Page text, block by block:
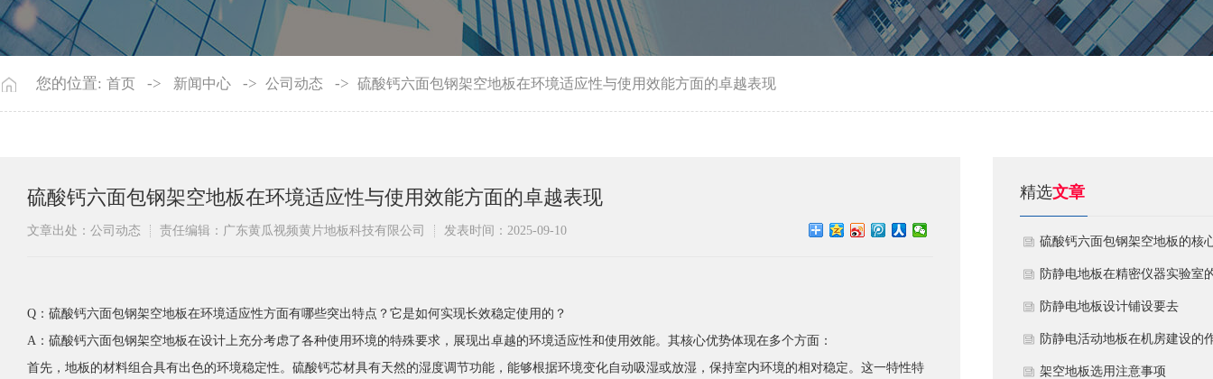
您的位置: 首页 -> 新闻中心 -> 公司动态 -> 硫酸钙六面包钢架空地板在环境适应性与使用效能方面的卓越表现
硫酸钙六面包钢架空地板在环境适应性与使用效能方面的卓越表现
文章出处：公司动态 责任编辑：广东黄瓜视频黄片地板科技有限公司 发表时间：2025-09-10
Q：硫酸钙六面包钢架空地板在环境适应性方面有哪些突出特点？它是如何实现长效稳定使用的？
A：硫酸钙六面包钢架空地板在设计上充分考虑了各种使用环境的特殊要求，展现出卓越的环境适应性和使用效能。其核心优势体现在多个方面：
首先，地板的材料组合具有出色的环境稳定性。硫酸钙芯材具有天然的湿度调节功能，能够根据环境变化自动吸湿或放湿，保持室内环境的相对稳定。这一特性特
精选文章
硫酸钙六面包钢架空地板的核
技术优势与防火安全价值
防静电地板在精密仪器实验室
定制化应用方案
​防静电地板设计铺设要去
防静电活动地板在机房建设的
用
​架空地板选用注意事项